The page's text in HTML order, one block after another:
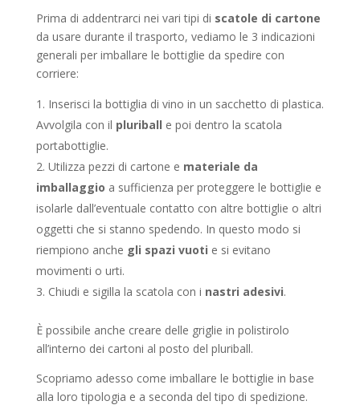
Prima di addentrarci nei vari tipi di scatole di cartone
da usare durante il trasporto, vediamo le 3 indicazioni
generali per imballare le bottiglie da spedire con
corriere:
Inserisci la bottiglia di vino in un sacchetto di plastica.
Avvolgila con il pluriball e poi dentro la scatola
portabottiglie.
Utilizza pezzi di cartone e materiale da
imballaggio a sufficienza per proteggere le bottiglie e
isolarle dall’eventuale contatto con altre bottiglie o altri
oggetti che si stanno spedendo. In questo modo si
riempiono anche gli spazi vuoti e si evitano
movimenti o urti.
Chiudi e sigilla la scatola con i nastri adesivi.
È possibile anche creare delle griglie in polistirolo
all’interno dei cartoni al posto del pluriball.
Scopriamo adesso come imballare le bottiglie in base
alla loro tipologia e a seconda del tipo di spedizione.